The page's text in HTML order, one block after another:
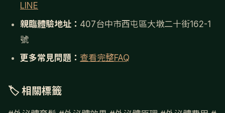
LINE
親臨體驗地址： 407台中市西屯區大墩二十街162-1
號
更多常見問題： 查看完整FAQ
🏷 相關標籤